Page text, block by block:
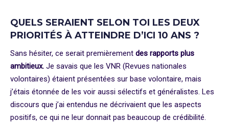
QUELS SERAIENT SELON TOI LES DEUX
PRIORITÉS À ATTEINDRE D’ICI 10 ANS ?
Sans hésiter, ce serait premièrement des rapports plus
ambitieux. Je savais que les VNR (Revues nationales
volontaires) étaient présentées sur base volontaire, mais
j’étais étonnée de les voir aussi sélectifs et généralistes. Les
discours que j’ai entendus ne décrivaient que les aspects
positifs, ce qui ne leur donnait pas beaucoup de crédibilité.